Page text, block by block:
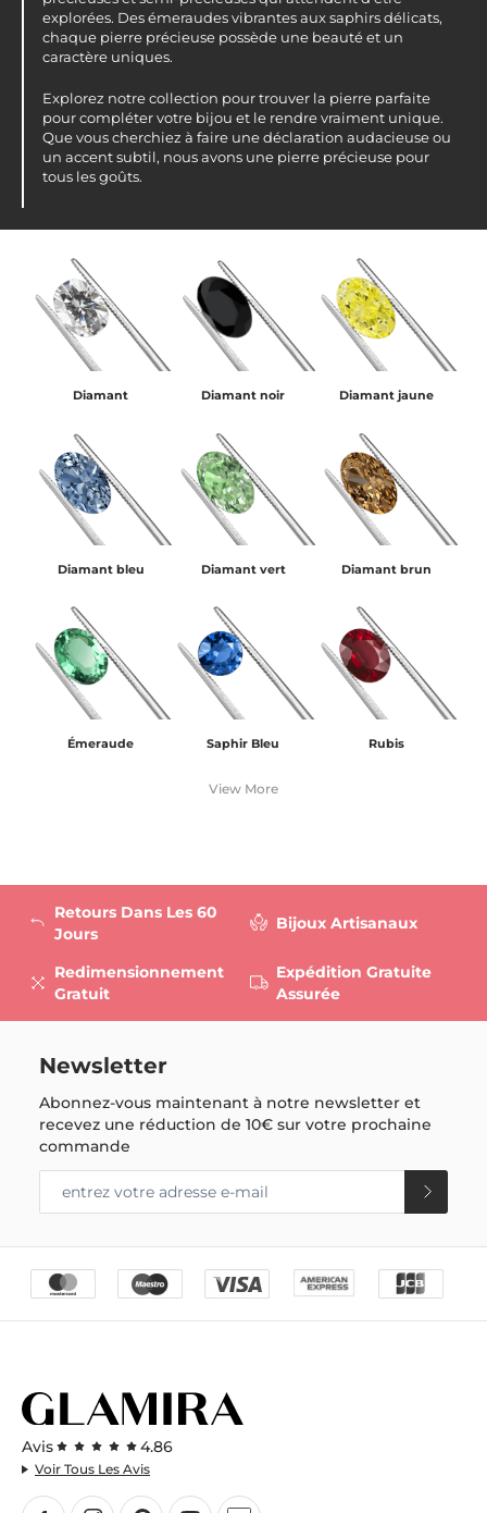
explorées. Des émeraudes vibrantes aux saphirs délicats,
chaque pierre précieuse possède une beauté et un
caractère uniques.
Explorez notre collection pour trouver la pierre parfaite
pour compléter votre bijou et le rendre vraiment unique.
Que vous cherchiez à faire une déclaration audacieuse ou
un accent subtil, nous avons une pierre précieuse pour
tous les goûts.
Diamant Diamant noir Diamant jaune
Diamant bleu Diamant vert Diamant brun
Émeraude Saphir Bleu Rubis
View More
Retours Dans Les 60
Jours
Redimensionnement
Gratuit
Bijoux Artisanaux
Expédition Gratuite
Assurée
Newsletter
Abonnez-vous maintenant à notre newsletter et
recevez une réduction de10€sur votre prochaine
commande
Avis 4.86
Voir Tous Les Avis